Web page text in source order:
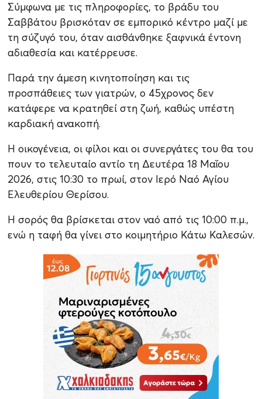
Σύμφωνα με τις πληροφορίες, το βράδυ του
Σαββάτου βρισκόταν σε εμπορικό κέντρο μαζί με
τη σύζυγό του, όταν αισθάνθηκε ξαφνικά έντονη
αδιαθεσία και κατέρρευσε.
Παρά την άμεση κινητοποίηση και τις
προσπάθειες των γιατρών, ο 45χρονος δεν
κατάφερε να κρατηθεί στη ζωή, καθώς υπέστη
καρδιακή ανακοπή.
Η οικογένεια, οι φίλοι και οι συνεργάτες του θα του
πουν το τελευταίο αντίο τη Δευτέρα 18 Μαΐου
2026, στις 10:30 το πρωί, στον Ιερό Ναό Αγίου
Ελευθερίου Θερίσου.
Η σορός θα βρίσκεται στον ναό από τις 10:00 π.μ.,
ενώ η ταφή θα γίνει στο κοιμητήριο Κάτω Καλεσών.